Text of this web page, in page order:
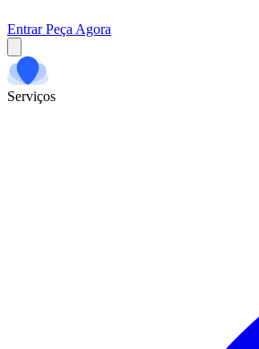
Entrar Peça Agora
Serviços